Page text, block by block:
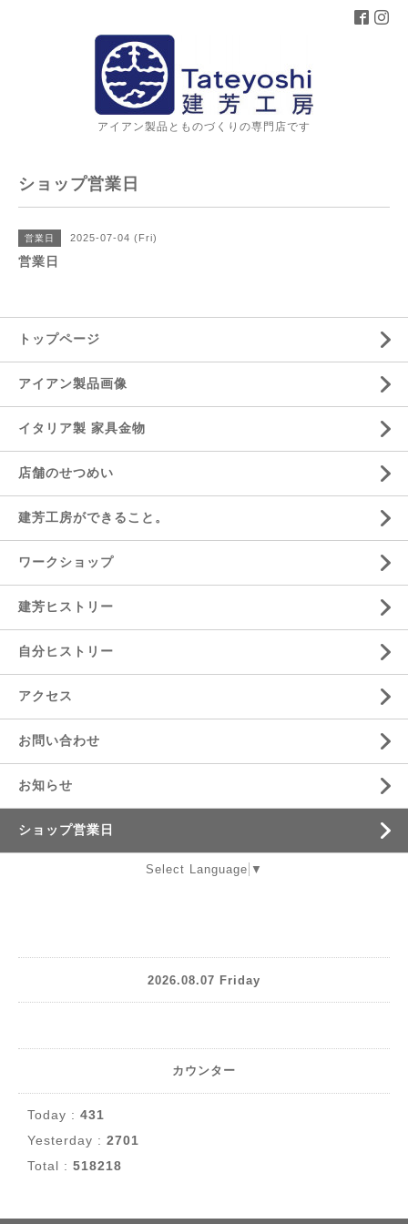
アイアン製品とものづくりの専門店です
ショップ営業日
営業日 2025-07-04 (Fri)
営業日
トップページ
アイアン製品画像
イタリア製 家具金物
店舗のせつめい
建芳工房ができること。
ワークショップ
建芳ヒストリー
自分ヒストリー
アクセス
お問い合わせ
お知らせ
ショップ営業日
Select Language ▼
2026.08.07 Friday
カウンター
Today : 431
Yesterday : 2701
Total : 518218